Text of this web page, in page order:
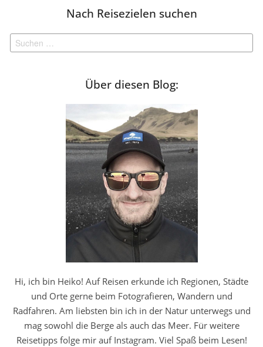
Nach Reisezielen suchen
nach:
Über diesen Blog:
Hi, ich bin Heiko! Auf Reisen erkunde ich Regionen, Städte
und Orte gerne beim Fotografieren, Wandern und
Radfahren. Am liebsten bin ich in der Natur unterwegs und
mag sowohl die Berge als auch das Meer. Für weitere
Reisetipps folge mir auf Instagram. Viel Spaß beim Lesen!